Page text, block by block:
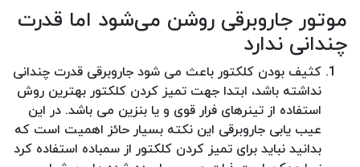
موتور جاروبرقی روشن می‌شود اما قدرت
چندانی ندارد
کثیف بودن کلکتور باعث می شود جاروبرقی قدرت چندانی
نداشته باشد، ابتدا جهت تمیز کردن کلکتور بهترین روش
استفاده از تینر‌های فرار قوی و یا بنزین می باشد. در این
عیب یابی جاروبرقی این نکته بسیار حائز اهمیت است که
بدانید نباید برای تمیز کردن کلکتور از سمباده استفاده کرد